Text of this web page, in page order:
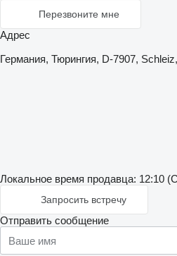
Перезвоните мне
Адрес
Германия, Тюрингия, D-7907,
Локальное время продавца: 12:10
Запросить встречу
Отправить сообщение